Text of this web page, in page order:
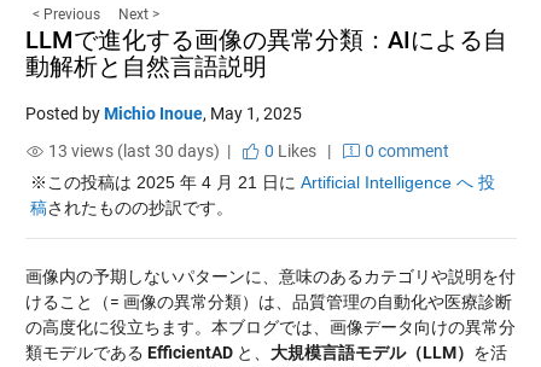
< Previous Next >
LLMで進化する画像の異常分類：AIによる自
動解析と自然言語説明
Posted byMichio Inoue, May 1, 2025
13 views (last 30 days) |
0 Likes|
0 comment
※この投稿は 2025 年 4 月 21 日に Artificial Intelligence へ 投
稿されたものの抄訳です。
画像内の予期しないパターンに、意味のあるカテゴリや説明を付
けること（= 画像の異常分類）は、品質管理の自動化や医療診断
の高度化に役立ちます。本ブログでは、画像データ向けの異常分
類モデルである EfficientADと、 大規模言語モデル（LLM） を活